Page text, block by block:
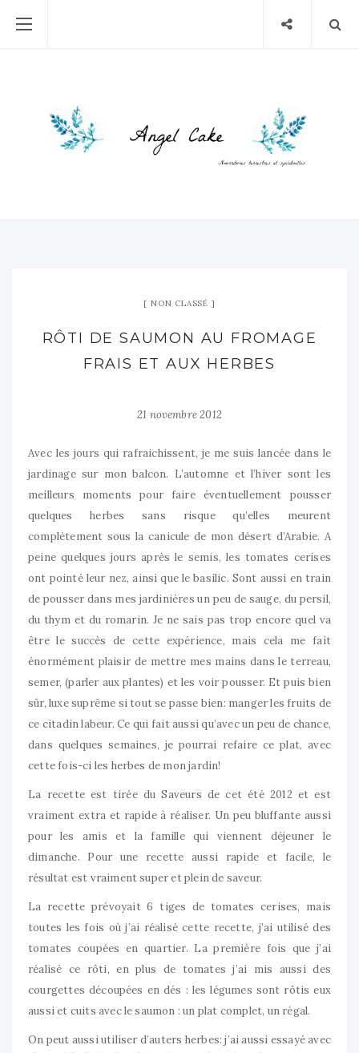
NON CLASSÉ
RÔTI DE SAUMON AU FROMAGE
FRAIS ET AUX HERBES
21 novembre 2012
Avec les jours qui rafraichissent, je me suis lancée dans le
jardinage sur mon balcon. L’automne et l’hiver sont les
meilleurs moments pour faire éventuellement pousser
quelques herbes sans risque qu’elles meurent
complètement sous la canicule de mon désert d’Arabie. A
peine quelques jours après le semis, les tomates cerises
ont pointé leur nez, ainsi que le basilic. Sont aussi en train
de pousser dans mes jardinières un peu de sauge, du persil,
du thym et du romarin. Je ne sais pas trop encore quel va
être le succès de cette expérience, mais cela me fait
énormément plaisir de mettre mes mains dans le terreau,
semer, (parler aux plantes) et les voir pousser. Et puis bien
sûr, luxe suprême si tout se passe bien: manger les fruits de
ce citadin labeur. Ce qui fait aussi qu’avec un peu de chance,
dans quelques semaines, je pourrai refaire ce plat, avec
cette fois-ci les herbes de mon jardin!
La recette est tirée du Saveurs de cet été 2012 et est
vraiment extra et rapide à réaliser. Un peu bluffante aussi
pour les amis et la famille qui viennent déjeuner le
dimanche. Pour une recette aussi rapide et facile, le
résultat est vraiment super et plein de saveur.
La recette prévoyait 6 tiges de tomates cerises, mais
toutes les fois où j’ai réalisé cette recette, j’ai utilisé des
tomates coupées en quartier. La première fois que j’ai
réalisé ce rôti, en plus de tomates j’ai mis aussi des
courgettes découpées en dés : les légumes sont rôtis eux
aussi et cuits avec le saumon : un plat complet, un régal.
On peut aussi utiliser d’auters herbes: j’ai aussi essayé avec